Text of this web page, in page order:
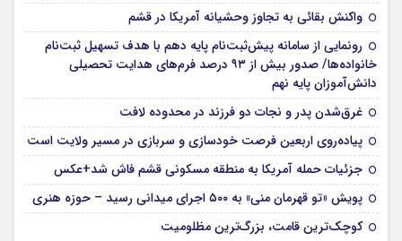
واکنش بقائی به تجاوز وحشیانه آمریکا در قشم
رونمایی از سامانه پیش‌ثبت‌نام پایه دهم با هدف تسهیل ثبت‌نام
خانواده‌ها/ صدور بیش از ۹۳ درصد فرم‌های هدایت تحصیلی
دانش‌آموزان پایه نهم
غرق‌شدن پدر و نجات دو فرزند در محدوده لافت
پیاده‌روی اربعین فرصت خودسازی و سربازی در مسیر ولایت است
جزئیات حمله آمریکا به منطقه مسکونی قشم فاش شد+عکس
پویش «تو قهرمان منی» به ۵۰۰ اجرای میدانی رسید – حوزه هنری
کوچک‌ترین قامت، بزرگ‌ترین مظلومیت